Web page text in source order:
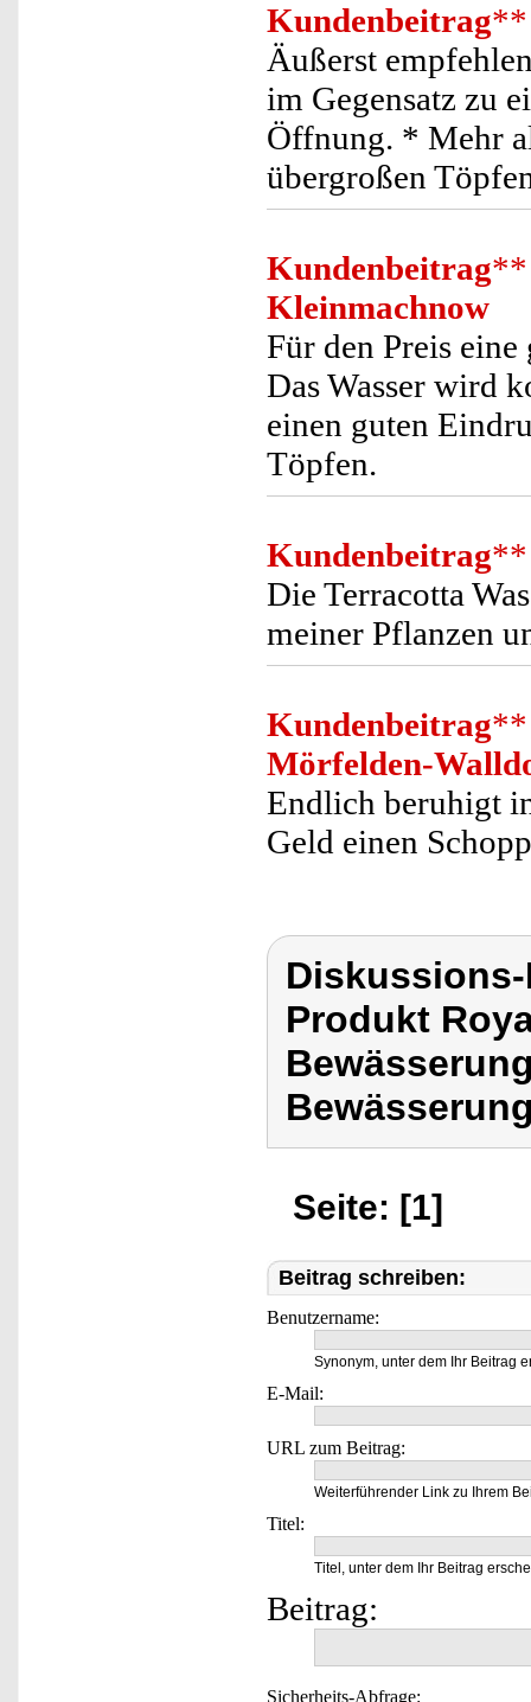
Kundenbeitrag**
Äußerst
im Gegensatz zu
Öffnung. * Mehr
übergroßen
Kundenbeitrag**
Kleinmachnow
Für den Preis eine
Das Wasser wird
einen guten
Töpfen.
Kundenbeitrag**
Die Terracotta
meiner Pflanzen
Kundenbeitrag**
Mörfelden-
Endlich beruhigt
Geld einen
Produkt
Seite: [1]
Beitrag schreiben:
Benutzername:
Synonym, unter dem Ihr Beitrag
E-Mail:
URL zum Beitrag:
Weiterführender Link zu Ihrem
Titel:
Titel, unter dem Ihr Beitrag
Beitrag:
Sicherheits-Abfrage: